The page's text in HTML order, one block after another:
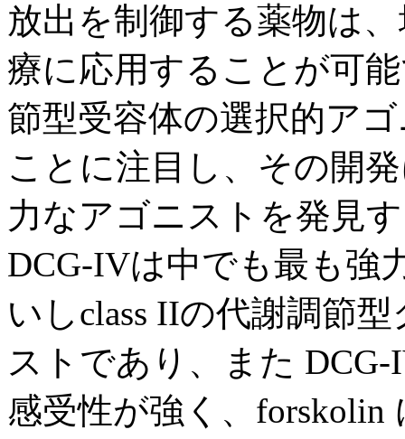
放出を制御する薬物は
療に応用することが可
節型受容体の選択的ア
ことに注目し、その開
力なアゴニストを発見
DCG-IVは中でも最も強
いしclass IIの代謝調節
ストであり、また
感受性が強く、forskolin